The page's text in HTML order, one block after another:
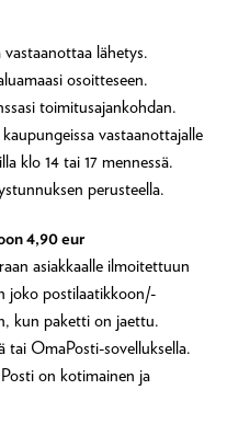
lähetys.
osoitteseen.
toimitusajankohdan.
vastaanottajalle
klo 14 tai 17 mennessä.
perusteella.
4,90 eur
asiakkaalle ilmoitettuun
joko postilaatikkoon/-
kun paketti on jaettu.
tai OmaPosti-sovelluksella.
on kotimainen ja